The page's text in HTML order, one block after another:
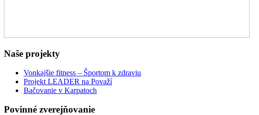
Naše projekty
Vonkajšie fitness – Športom k zdraviu
Projekt LEADER na Považí
Bačovanie v Karpatoch
Povinné zverejňovanie